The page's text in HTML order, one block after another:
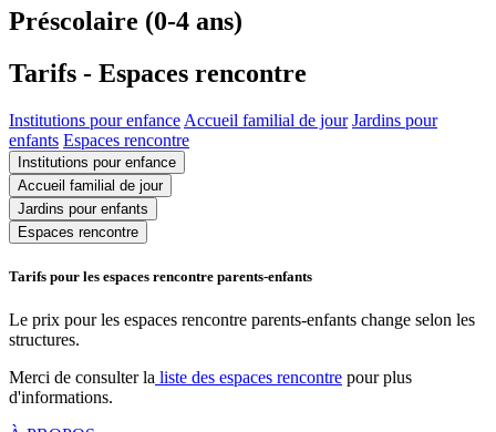
Préscolaire (0-4 ans)
Tarifs - Espaces rencontre
Institutions pour enfance Accueil familial de jour Jardins pour
enfants Espaces rencontre
Institutions pour enfance
Accueil familial de jour
Jardins pour enfants
Espaces rencontre
Tarifs pour les espaces rencontre parents-enfants
Le prix pour les espaces rencontre parents-enfants change selon les
structures.
Merci de consulter la liste des espaces rencontre pour plus
d'informations.